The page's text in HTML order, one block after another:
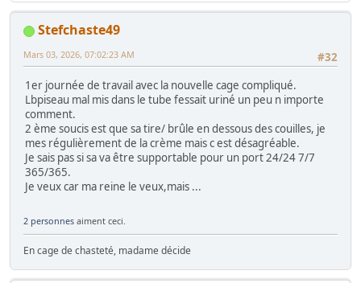
Stefchaste49
#32
Mars 03, 2026, 07:02:23 AM
1er journée de travail avec la nouvelle cage compliqué.
Lbpiseau mal mis dans le tube fessait uriné un peu n importe
comment.
2 ème soucis est que sa tire/ brûle en dessous des couilles, je
mes régulièrement de la crème mais c est désagréable.
Je sais pas si sa va être supportable pour un port 24/24 7/7
365/365.
Je veux car ma reine le veux,mais ...
2 personnes aiment ceci.
En cage de chasteté, madame décide